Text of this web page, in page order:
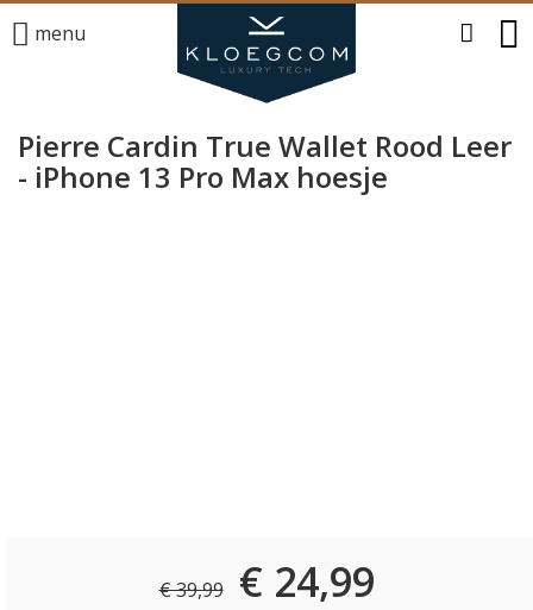
menu
Pierre Cardin True Wallet Rood Leer
- iPhone 13 Pro Max hoesje
€ 39,99 € 24,99